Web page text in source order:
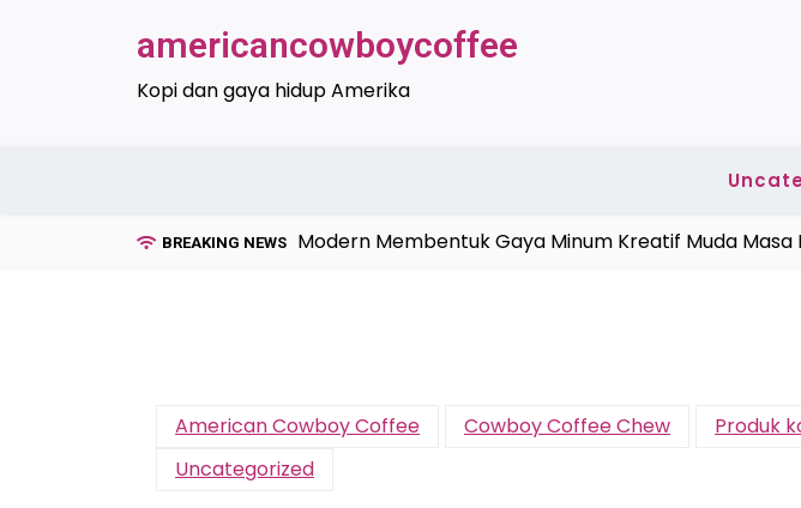
americancowboycoffee
Kopi dan gaya hidup Amerika
BREAKING NEWSKopi Modern Membentuk Gaya Minum Kreatif Muda Masa
American Cowboy Coffee Cowboy Coffee Chew
Produk
Uncategorized